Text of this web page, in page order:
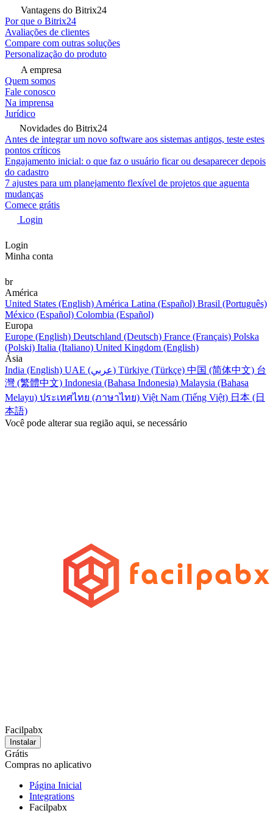
Vantagens do Bitrix24
Por que o Bitrix24
Avaliações de clientes
Compare com outras soluções
Personalização do produto
A empresa
Quem somos
Fale conosco
Na imprensa
Jurídico
Novidades do Bitrix24
Antes de integrar um novo software aos sistemas antigos, teste estes
pontos críticos
Engajamento inicial: o que faz o usuário ficar ou desaparecer depois
do cadastro
7 ajustes para um planejamento flexível de projetos que aguenta
mudanças
Comece grátis
Login
Login
Minha conta
br
América
United States (English) América Latina (Español) Brasil (Português)
México (Español) Colombia (Español)
Europa
Europe (English) Deutschland (Deutsch) France (Français) Polska
(Polski) Italia (Italiano) United Kingdom (English)
Ásia
India (English)
UAE (عربي) Türkiye (Türkçe) 中国 (简体中文) 台
灣 (繁體中文) Indonesia (Bahasa Indonesia) Malaysia (Bahasa
Melayu) ประเทศไทย (ภาษาไทย) Việt Nam (Tiếng Việt) 日本 (日
本語)
Você pode alterar sua região aqui, se necessário
Facilpabx
Instalar
Grátis
Compras no aplicativo
Página Inicial
Integrations
Facilpabx